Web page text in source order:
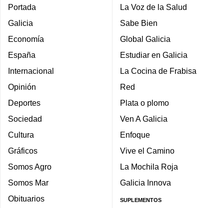
Portada
Galicia
Economía
España
Internacional
Opinión
Deportes
Sociedad
Cultura
Gráficos
Somos Agro
Somos Mar
Obituarios
La Voz de la Salud
Sabe Bien
Global Galicia
Estudiar en Galicia
La Cocina de Frabisa
Red
Plata o plomo
Ven A Galicia
Enfoque
Vive el Camino
La Mochila Roja
Galicia Innova
SUPLEMENTOS